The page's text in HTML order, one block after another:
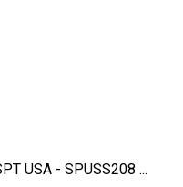
USA - SPUSS208 ...